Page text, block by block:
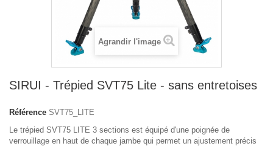
Agrandir l'image
SIRUI - Trépied SVT75 Lite - sans entretoises
Référence SVT75_LITE
Le trépied SVT75 LITE 3 sections est équipé d'une poignée de
verrouillage en haut de chaque jambe qui permet un ajustement précis